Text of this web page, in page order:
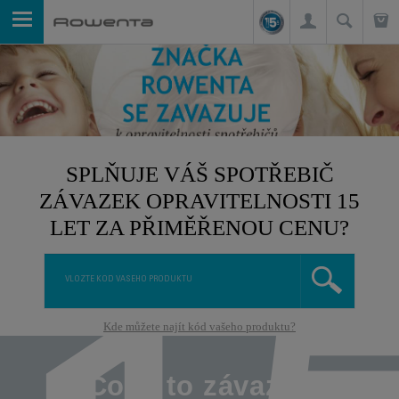
SPLŇUJE VÁŠ SPOTŘEBIČ
ZÁVAZEK OPRAVITELNOSTI 15
LET ZA PŘIMĚŘENOU CENU?
Kde můžete najít kód vašeho produktu?
Co je to závazek